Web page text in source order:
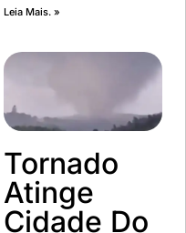
Leia Mais. »
Tornado
Atinge
Cidade Do